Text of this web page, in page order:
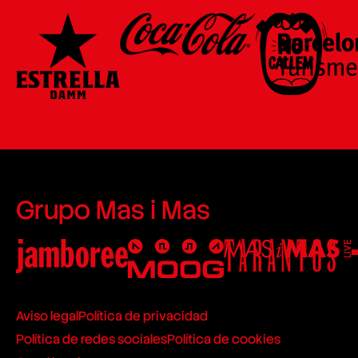
Grupo Mas i Mas
Aviso legalPolítica de privacidad
Política de redes socialesPolítica de cookies